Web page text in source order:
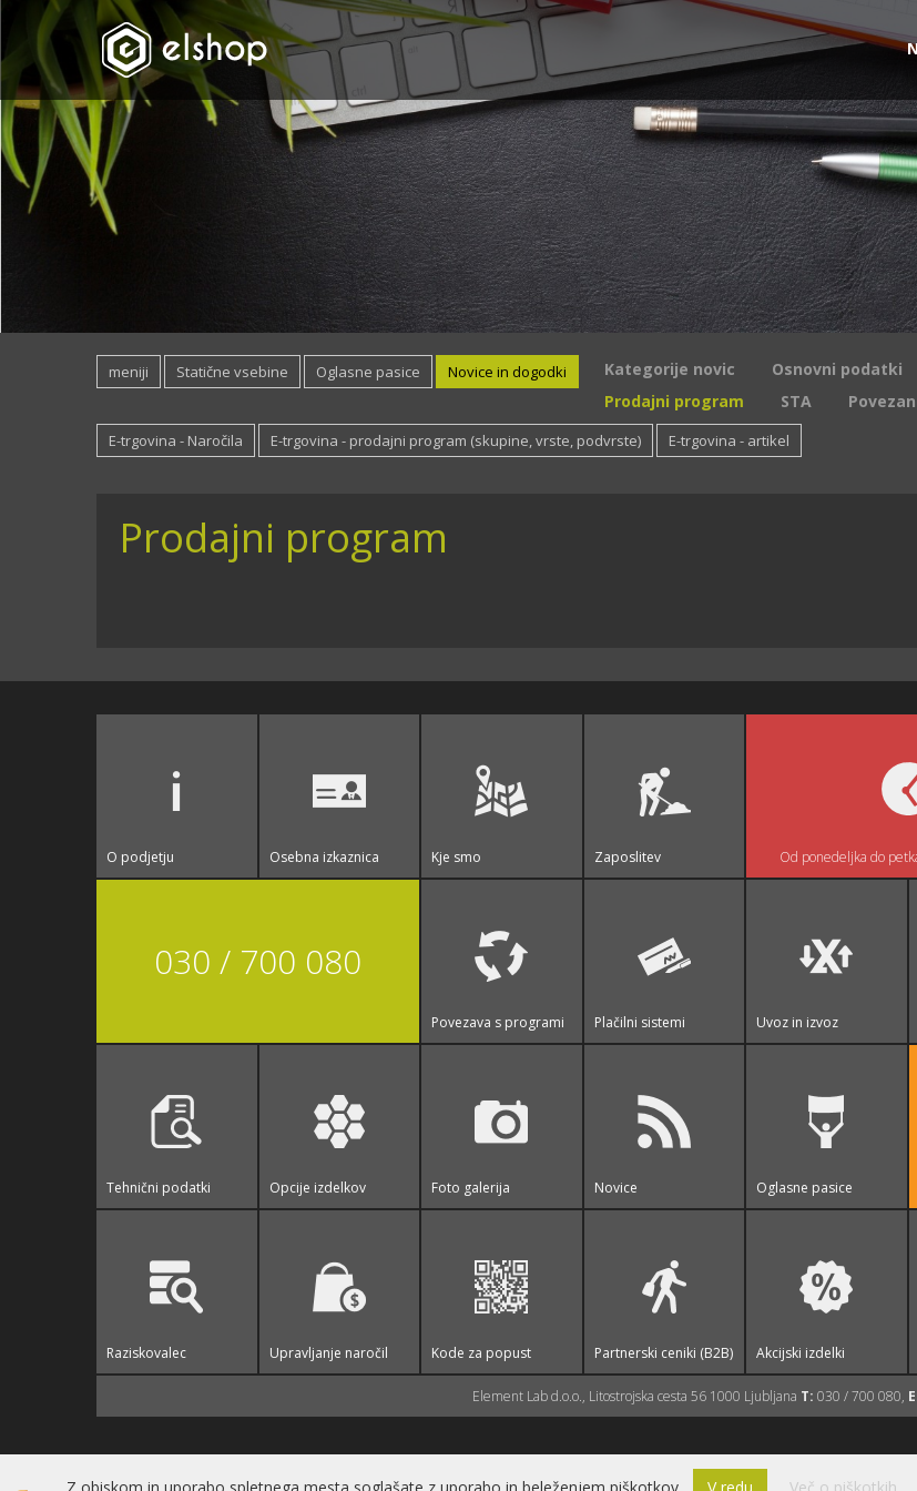
meniji Statične vsebine Oglasne pasice Novice in dogodki Kategorije novic Osnovni podatki
Prodajni program
STA
E-trgovina - Naročila
E-trgovina - prodajni program (skupine, vrste, podvrste) E-trgovina - artikel
Prodajni program
O podjetju Osebna izkaznica Kje smo Zaposlitev Od ponedeljka do
030 / 700 080
Povezava s programi Plačilni sistemi Uvoz in izvoz
Tehnični podatki Opcije izdelkov Foto galerija Novice Oglasne pasice
Raziskovalec Upravljanje naročil Kode za popust Partnerski ceniki (B2B) Akcijski izdelki
Element Lab d.o.o., Litostrojska cesta 56 1000 Ljubljana T: 030 / 700 080,